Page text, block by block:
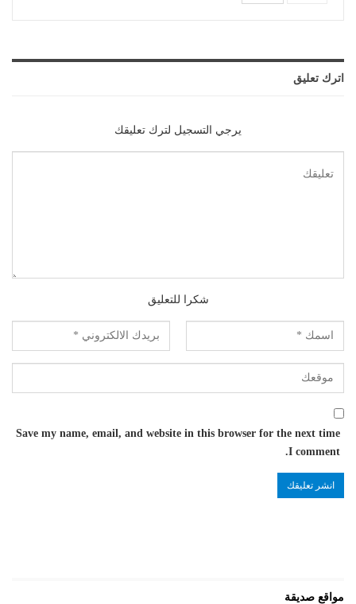
اترك تعليق
يرجي التسجيل لترك تعليقك
شكرا للتعليق
Save my name, email, and website in this browser for the next time
I comment.
مواقع صديقة